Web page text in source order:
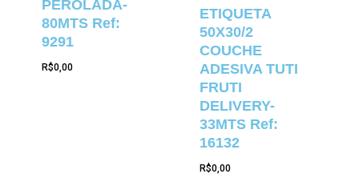
PEROLADA-
80MTS Ref:
9291
R$0,00
ETIQUETA
50X30/2
COUCHE
ADESIVA TUTI
FRUTI
DELIVERY-
33MTS Ref:
16132
R$0,00